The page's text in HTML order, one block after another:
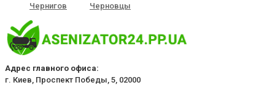
Чернигов Черновцы
Адрес главного офиса:
г. Киев, Проспект Победы, 5, 02000